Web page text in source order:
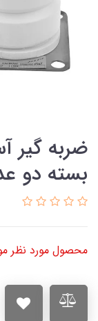
بسته دو
محصول مورد نظر